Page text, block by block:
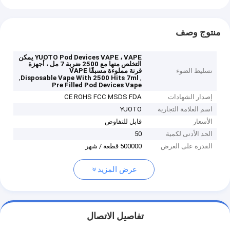
منتوج وصف
تسليط الضوء
YUOTO Pod Devices VAPE ، VAPE يمكن
التخلص منها مع 2500 ضربة 7 مل ، أجهزة
قرنة مملوءة مسبقًا VAPE
,
Disposable Vape With 2500 Hits 7ml
,
Pre Filled Pod Devices Vape
إصدار الشهادات
CE ROHS FCC MSDS FDA
اسم العلامة التجارية
YUOTO
الأسعار
قابل للتفاوض
الحد الأدنى لكمية
50
القدرة على العرض
500000 قطعة / شهر
عرض المزيد
تفاصيل الاتصال